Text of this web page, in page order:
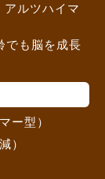
アルツハイマ
でも脳を成長
ー型）
）